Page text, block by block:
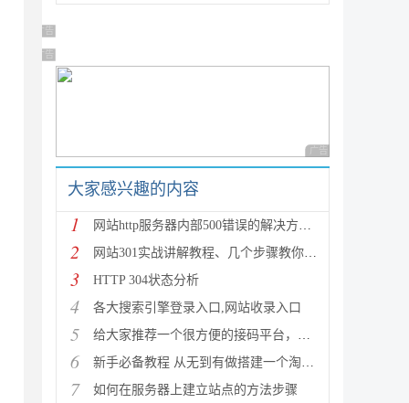
广告 商业广告，理性选择
广告 商业广告，理性选择
广告 商业广告，理性
大家感兴趣的内容
1 网站http服务器内部500错误的解决方法 [图文]
2 网站301实战讲解教程、几个步骤教你正确转移权重！
3 HTTP 304状态分析
4 各大搜索引擎登录入口,网站收录入口
5 给大家推荐一个很方便的接码平台，一码验证码平台
6 新手必备教程 从无到有做搭建一个淘宝客网站的过程
7 如何在服务器上建立站点的方法步骤